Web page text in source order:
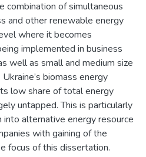
combination of simultaneous
and other renewable energy
where it becomes
implemented in business
well as small and medium size
biomass energy
low share of total energy
untapped. This is particularly
alternative energy resource
with gaining of the
focus of this dissertation.